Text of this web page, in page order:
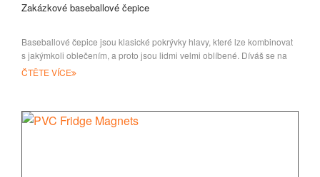
Zakázkové baseballové čepice
Baseballové čepice jsou klasické pokrývky hlavy, které lze kombinovat
s jakýmkoli oblečením, a proto jsou lidmi velmi oblíbené. Díváš se na
ulice, ty
ČTĚTE VÍCE